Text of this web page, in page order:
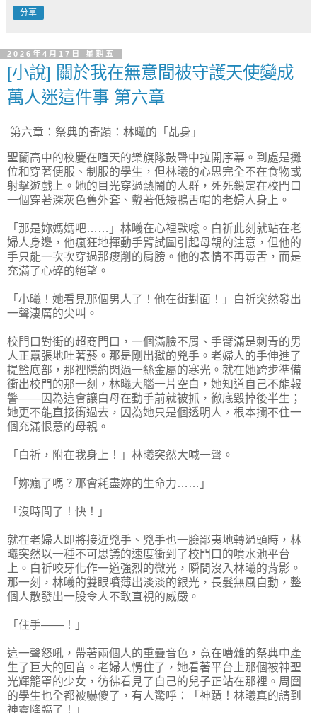
分享
2026年4月17日 星期五
[小說] 關於我在無意間被守護天使變成
萬人迷這件事 第六章
第六章：祭典的奇蹟：林曦的「乩身」
聖蘭高中的校慶在喧天的樂旗隊鼓聲中拉開序幕。到處是攤
位和穿著便服、制服的學生，但林曦的心思完全不在食物或
射擊遊戲上。她的目光穿過熱鬧的人群，死死鎖定在校門口
一個穿著深灰色舊外套、戴著低矮鴨舌帽的老婦人身上。
「那是妳媽媽吧……」林曦在心裡默唸。白祈此刻就站在老
婦人身邊，他瘋狂地揮動手臂試圖引起母親的注意，但他的
手只能一次次穿過那瘦削的肩膀。他的表情不再毒舌，而是
充滿了心碎的絕望。
「小曦！她看見那個男人了！他在街對面！」白祈突然發出
一聲淒厲的尖叫。
校門口對街的超商門口，一個滿臉不屑、手臂滿是刺青的男
人正囂張地吐著菸。那是剛出獄的兇手。老婦人的手伸進了
提籃底部，那裡隱約閃過一絲金屬的寒光。就在她跨步準備
衝出校門的那一刻，林曦大腦一片空白，她知道自己不能報
警——因為這會讓白母在動手前就被抓，徹底毀掉後半生；
她更不能直接衝過去，因為她只是個透明人，根本攔不住一
個充滿恨意的母親。
「白祈，附在我身上！」林曦突然大喊一聲。
「妳瘋了嗎？那會耗盡妳的生命力……」
「沒時間了！快！」
就在老婦人即將接近兇手、兇手也一臉鄙夷地轉過頭時，林
曦突然以一種不可思議的速度衝到了校門口的噴水池平台
上。白祈咬牙化作一道強烈的微光，瞬間沒入林曦的背影。
那一刻，林曦的雙眼噴薄出淡淡的銀光，長髮無風自動，整
個人散發出一股令人不敢直視的威嚴。
「住手——！」
這一聲怒吼，帶著兩個人的重疊音色，竟在嘈雜的祭典中產
生了巨大的回音。老婦人愣住了，她看著平台上那個被神聖
光輝籠罩的少女，彷彿看見了自己的兒子正站在那裡。周圍
的學生也全都被嚇傻了，有人驚呼：「神蹟！林曦真的請到
神靈降臨了！」